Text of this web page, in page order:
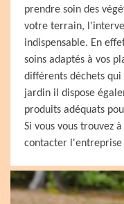
prendre soin des
votre terrain,
indispensable. En
soins adaptés à vos
différents déchets
jardin il dispose
produits adéquats
Si vous vous trouvez
contacter l'entreprise